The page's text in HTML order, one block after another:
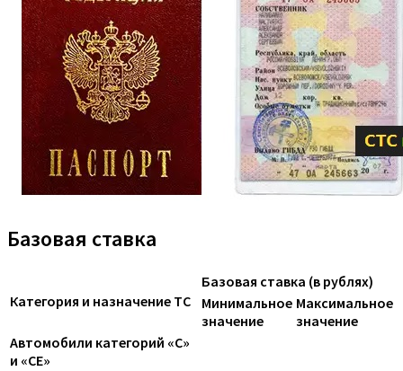
Базовая ставка
Категория и назначение ТС
Базовая ставка (в рублях)
Минимальное
значение
Максимальное
значение
Автомобили категорий «C»
и «CE»